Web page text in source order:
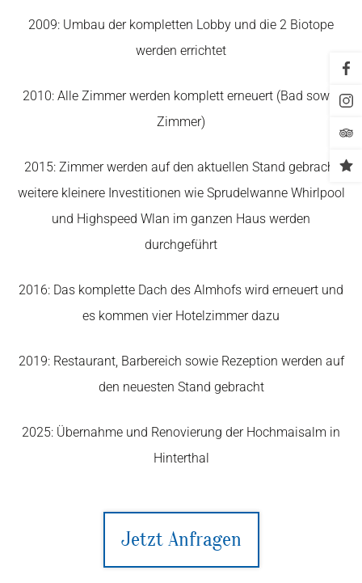
2009: Umbau der kompletten Lobby und die 2 Biotope
werden errichtet
2010: Alle Zimmer werden komplett erneuert (Bad sowie
Zimmer)
2015: Zimmer werden auf den aktuellen Stand gebracht
weitere kleinere Investitionen wie Sprudelwanne Whirlpool
und Highspeed Wlan im ganzen Haus werden
durchgeführt
2016: Das komplette Dach des Almhofs wird erneuert und
es kommen vier Hotelzimmer dazu
2019: Restaurant, Barbereich sowie Rezeption werden auf
den neuesten Stand gebracht
2025: Übernahme und Renovierung der Hochmaisalm in
Hinterthal
Jetzt Anfragen